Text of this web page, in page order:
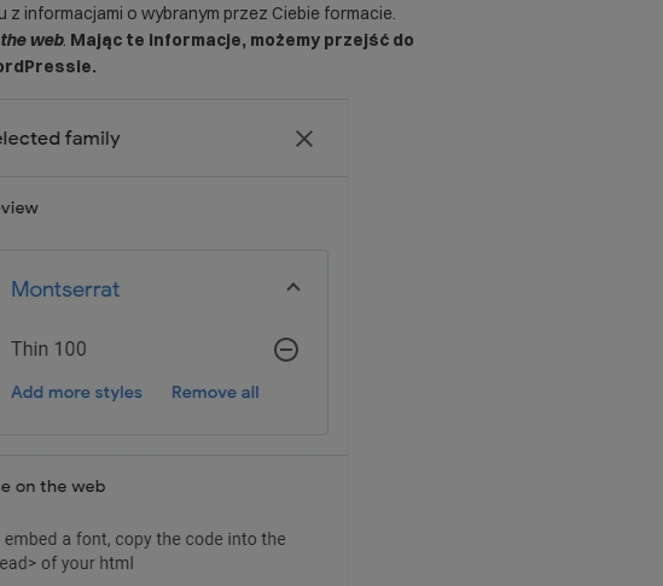
informacjami o wybranym przez Ciebie formacie.
web. Mając te informacje, możemy przejść do